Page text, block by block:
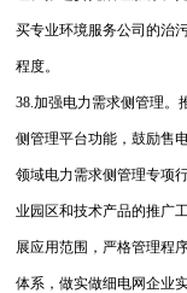
买专业环境服务公司的治
程度。
38.加强电力需求侧管理
侧管理平台功能，鼓励售
领域电力需求侧管理专项
业园区和技术产品的推广
展应用范围，严格管理程
体系，做实做细电网企业